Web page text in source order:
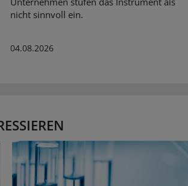
nicht sinnvoll ein.
04.08.2026